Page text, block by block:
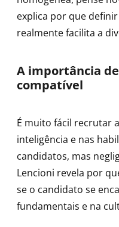
explica por que
realmente facilita a
A importância
compatível
É muito fácil recrutar
inteligência e nas
candidatos, mas
Lencioni revela por
se o candidato se
fundamentais e na